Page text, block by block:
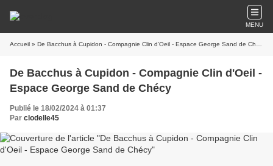
MENU
Accueil » De Bacchus à Cupidon - Compagnie Clin d'Oeil - Espace George Sand de Chécy
De Bacchus à Cupidon - Compagnie Clin d'Oeil -
Espace George Sand de Chécy
Publié le 18/02/2024 à 01:37
Par clodelle45